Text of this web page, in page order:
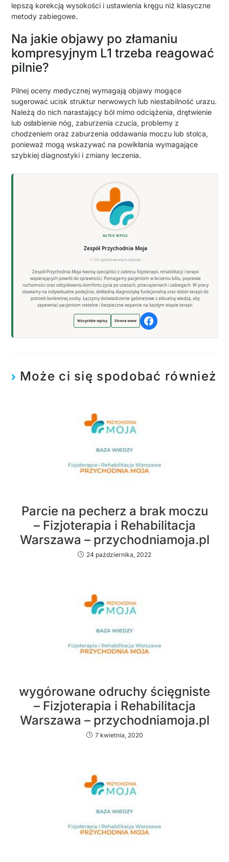
lepszą korekcją wysokości i ustawienia kręgu niż klasyczne
metody zabiegowe.
Na jakie objawy po złamaniu
kompresyjnym L1 trzeba reagować
pilnie?
Pilnej oceny medycznej wymagają objawy mogące
sugerować ucisk struktur nerwowych lub niestabilność urazu.
Należą do nich narastający ból mimo odciążenia, drętwienie
lub osłabienie nóg, zaburzenia czucia, problemy z
chodzeniem oraz zaburzenia oddawania moczu lub stolca,
ponieważ mogą wskazywać na powikłania wymagające
szybkiej diagnostyki i zmiany leczenia.
AUTOR WPISU
Zespół Przychodnia Moja
7 193 opublikowanych wpisów
Zespół Przychodnia Moja tworzą specjaliści z zakresu fizjoterapii, rehabilitacji i terapii
wspierających powrót do sprawności. Pomagamy pacjentom w leczeniu bólu, poprawie
ruchomości oraz odzyskiwaniu komfortu życia po urazach, przeciążeniach i zabiegach. W pracy
stawiamy na indywidualne podejście, dokładną diagnostykę funkcjonalną oraz dobór terapii do
potrzeb konkretnej osoby. Łączymy doświadczenie gabinetowe z aktualną wiedzą, aby
zapewniać pacjentom rzetelne i bezpieczne wsparcie na każdym etapie terapii.
Wszystkie wpisy Strona www
Może ci się spodobać również
Parcie na pecherz a brak moczu
– Fizjoterapia i Rehabilitacja
Warszawa – przychodniamoja.pl
24 października, 2022
wygórowane odruchy ścięgniste
– Fizjoterapia i Rehabilitacja
Warszawa – przychodniamoja.pl
7 kwietnia, 2020